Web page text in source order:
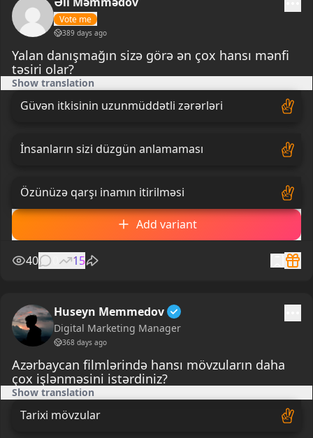
Vote me
389 days ago
Yalan danışmağın sizə görə ən çox hansı mənfi
təsiri olar?
Show translation
Güvən itkisinin uzunmüddətli zərərləri
İnsanların sizi düzgün anlamaması
Özünüzə qarşı inamın itirilməsi
Add variant
40 15
Huseyn Memmedov
Digital Marketing Manager
368 days ago
Azərbaycan filmlərində hansı mövzuların daha
çox işlənməsini istərdiniz?
Show translation
Tarixi mövzular